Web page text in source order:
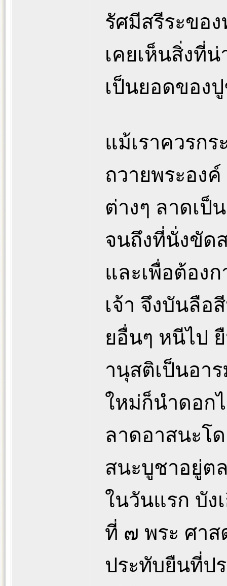
รัศมีสรีระขอ
เคยเห็นสิ่งที่
เป็นยอดของ
แม้เราควรก
ถวายพระอง
ต่างๆ ลาดเป็
จนถึงที่นั่งขัด
และเพื่อต้อง
เจ้า จึงบันลือ
ยอื่นๆ หนีไป
านุสติเป็นอา
ใหม่ก็นำดอก
ลาดอาสนะโ
สนะบูชาอยู่ต
ในวันแรก บัง
ที่ ๗ พระ ศาส
ประทับยืนที่ป